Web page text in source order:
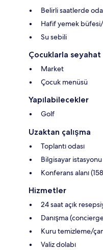
Belirli saatlerde
Hafif yemek
Su sebili
Çocuklarla
Market
Çocuk menüsü
Yapılabilecekler
Golf
Uzaktan çalışma
Toplantı odası
Bilgisayar istasyonu
Konferans alanı
Hizmetler
24 saat açık
Danışma
Kuru temizleme/
Valiz dolabı